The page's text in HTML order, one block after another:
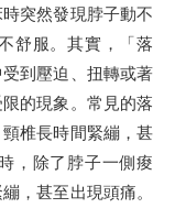
突然發現脖子動不
舒服。其實，「落
到壓迫、扭轉或著
的現象。常見的落
椎長時間緊繃，甚
，除了脖子一側痠
，甚至出現頭痛。